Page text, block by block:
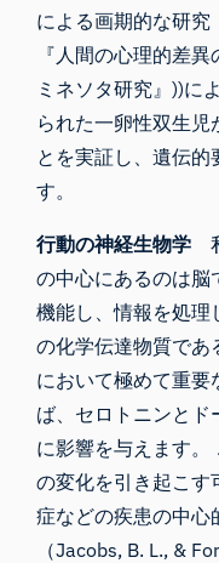
による画期的な研究
『人間の心理的差
ミネソタ研究』))に
られた一卵性双生児
とを実証し、遺伝的
す。
行動の神経生物学
の中心にあるのは脳
機能し、情報を処理
の化学伝達物質であ
において極めて重要
ば、セロトニンとド
に影響を与えます。
の変化を引き起こす
症などの疾患の中心
（Jacobs, B. L., &